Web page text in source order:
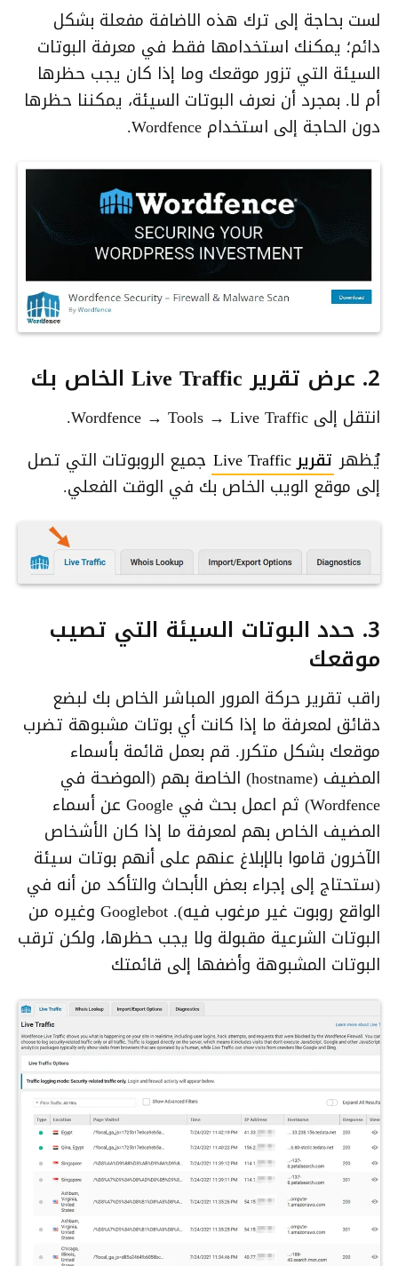
لست بحاجة إلى ترك هذه الاضافة مفعلة بشكل
دائم؛ يمكنك استخدامها فقط في معرفة البوتات
السيئة التي تزور موقعك وما إذا كان يجب حظرها
أم لا. بمجرد أن نعرف البوتات السيئة، يمكننا حظرها
دون الحاجة إلى استخدام Wordfence.
2. عرض تقرير Live Traffic الخاص بك
انتقل إلى Wordfence → Tools → Live Traffic.
يُظهر تقرير Live Traffic
جميع الروبوتات التي تصل
إلى موقع الويب الخاص بك في الوقت الفعلي.
3. حدد البوتات السيئة التي تصيب
موقعك
راقب تقرير حركة المرور المباشر الخاص بك لبضع
دقائق لمعرفة ما إذا كانت أي بوتات مشبوهة تضرب
موقعك بشكل متكرر. قم بعمل قائمة بأسماء
المضيف (hostname) الخاصة بهم (الموضحة في
Wordfence) ثم اعمل بحث في Google عن أسماء
المضيف الخاص بهم لمعرفة ما إذا كان الأشخاص
الآخرون قاموا بالإبلاغ عنهم على أنهم بوتات سيئة
(ستحتاج إلى إجراء بعض الأبحاث والتأكد من أنه في
الواقع روبوت غير مرغوب فيه). Googlebot وغيره من
البوتات الشرعية مقبولة ولا يجب حظرها، ولكن ترقب
البوتات المشبوهة وأضفها إلى قائمتك